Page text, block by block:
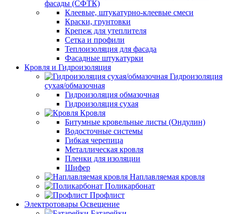
фасады (СФТК)
Клеевые, штукатурно-клеевые смеси
Краски, грунтовки
Крепеж для утеплителя
Сетка и профили
Теплоизоляция для фасада
Фасадные штукатурки
Кровля и Гидроизоляция
Гидроизоляция
сухая/обмазочная
Гидроизоляция обмазочная
Гидроизоляция сухая
Кровля
Битумные кровельные листы (Ондулин)
Водосточные системы
Гибкая черепица
Металлическая кровля
Пленки для изоляции
Шифер
Наплавляемая кровля
Поликарбонат
Профлист
Электротовары Освещение